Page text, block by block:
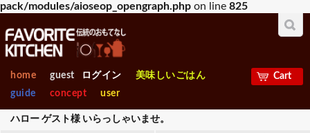
pack/modules/aioseop_opengraph.php on line 825
home guest ログイン
美味しいごはん
guide
concept user
ハロー ゲスト様いらっしゃいませ。
Cart